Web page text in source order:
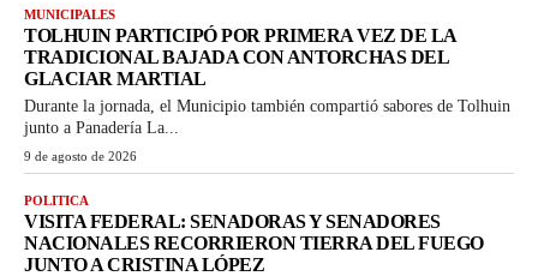
MUNICIPALES
TOLHUIN PARTICIPÓ POR PRIMERA VEZ DE LA
TRADICIONAL BAJADA CON ANTORCHAS DEL
GLACIAR MARTIAL
Durante la jornada, el Municipio también compartió sabores de Tolhuin
junto a Panadería La...
9 de agosto de 2026
POLITICA
VISITA FEDERAL: SENADORAS Y SENADORES
NACIONALES RECORRIERON TIERRA DEL FUEGO
JUNTO A CRISTINA LÓPEZ